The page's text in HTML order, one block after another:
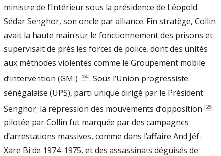
ministre de l’Intérieur sous la présidence de Léopold
Sédar Senghor, son oncle par alliance. Fin stratège, Collin
avait la haute main sur le fonctionnement des prisons et
supervisait de près les forces de police, dont des unités
aux méthodes violentes comme le Groupement mobile
d’intervention (GMI) [24]. Sous l’Union progressiste
sénégalaise (UPS), parti unique dirigé par le Président
Senghor, la répression des mouvements d’opposition [25]
pilotée par Collin fut marquée par des campagnes
d’arrestations massives, comme dans l’affaire And Jëf-
Xare Bi de 1974-1975, et des assassinats déguisés de